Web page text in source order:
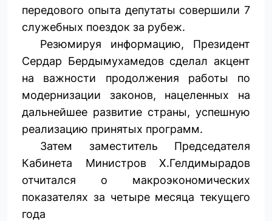
передового опыта депутаты совершили 7
служебных поездок за рубеж.
Резюмируя информацию, Президент
Сердар Бердымухамедов сделал акцент
на важности продолжения работы по
модернизации законов, нацеленных на
дальнейшее развитие страны, успешную
реализацию принятых программ.
Затем заместитель Председателя
Кабинета Министров Х.Гелдимырадов
отчитался о ­макроэкономических
показателях за четыре месяца текущего
года